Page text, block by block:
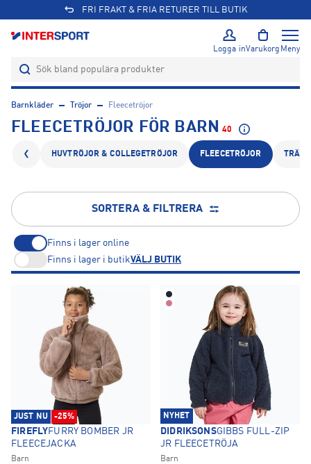
FRI FRAKT & FRIA RETURER TILL BUTIK
Logga inVarukorg Meny
Barnkläder Tröjor Fleecetröjor
FLEECETRÖJOR FÖR BARN 40
HUVTRÖJOR & COLLEGETRÖJOR FLEECETRÖJOR
SORTERA & FILTRERA
Finns i lager online
Finns i lager i butikVÄLJ BUTIK
JUST NU -25%
FIREFLYFURRY BOMBER JR
FLEECEJACKA
Barn
NYHET
DIDRIKSONSGIBBS FULL-ZIP
JR FLEECETRÖJA
Barn